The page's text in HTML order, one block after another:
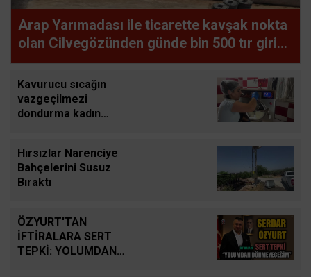
Arap Yarımadası ile ticarette kavşak nokta
olan Cilvegözünden günde bin 500 tır giriş-
çıkış yapıyor
Kavurucu sıcağın
vazgeçilmezi
dondurma kadın
Hırsızlar Narenciye
Bahçelerini Susuz
Bıraktı
ÖZYURT'TAN
İFTİRALARA SERT
TEPKİ: YOLUMDAN